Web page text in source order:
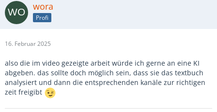
wora
Profi
16. Februar 2025
also die im video gezeigte arbeit würde ich gerne an eine KI
abgeben. das sollte doch möglich sein, dass sie das textbuch
analysiert und dann die entsprechenden kanäle zur richtigen
zeit freigibt